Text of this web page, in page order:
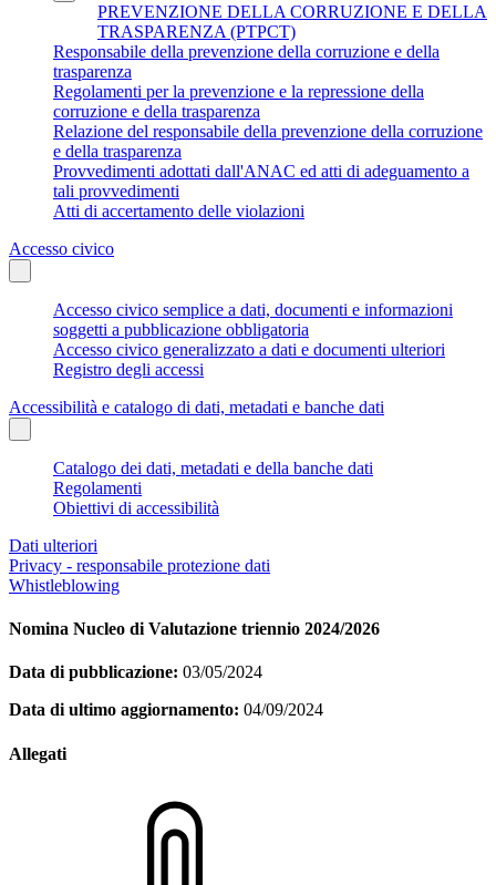
PREVENZIONE DELLA CORRUZIONE E DELLA
TRASPARENZA (PTPCT)
Responsabile della prevenzione della corruzione e della
trasparenza
Regolamenti per la prevenzione e la repressione della
corruzione e della trasparenza
Relazione del responsabile della prevenzione della corruzione
e della trasparenza
Provvedimenti adottati dall'ANAC ed atti di adeguamento a
tali provvedimenti
Atti di accertamento delle violazioni
Accesso civico
Accesso civico semplice a dati, documenti e informazioni
soggetti a pubblicazione obbligatoria
Accesso civico generalizzato a dati e documenti ulteriori
Registro degli accessi
Accessibilità e catalogo di dati, metadati e banche dati
Catalogo dei dati, metadati e della banche dati
Regolamenti
Obiettivi di accessibilità
Dati ulteriori
Privacy - responsabile protezione dati
Whistleblowing
Nomina Nucleo di Valutazione triennio 2024/2026
Data di pubblicazione: 03/05/2024
Data di ultimo aggiornamento: 04/09/2024
Allegati